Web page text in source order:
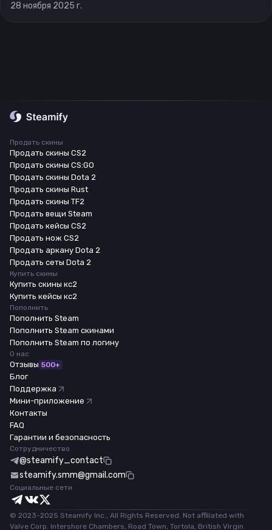
28 ноября 2025 г.
Продать скины
Продать скины CS2
Продать скины CS:GO
Продать скины Dota 2
Продать скины Rust
Продать скины TF2
Продать вещи Steam
Продать кейсы CS2
Продать нож CS2
Продать аркану Dota 2
Продать сеты Dota 2
Купить скины
Купить скины кс2
Купить кейсы кс2
Пополнить
Пополнить Steam
Пополнить Steam скинами
Пополнить Steam по логину
О нас
Отзывы 500+
Блог
Поддержка
Мини-приложение
Контакты
FAQ
Гарантии и безопасность
Сотрудничество
@steamify_contact
steamify.smm@gmail.com
Социальные сети
© 2023-2025 Steamify Inc., All Rights Reserved. Not affiliated with
Valve Corp. Intershore Chambers, Road Town, Tortola, British Virgin